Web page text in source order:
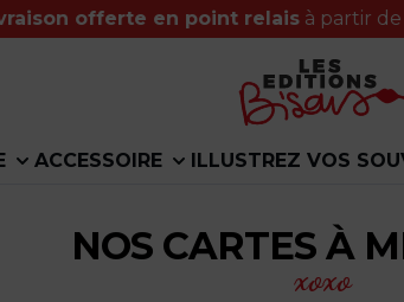
en point relaisà partir de 100€
ACCESSOIRE ILLUSTREZ VOS
NOS CARTES À
xoxo